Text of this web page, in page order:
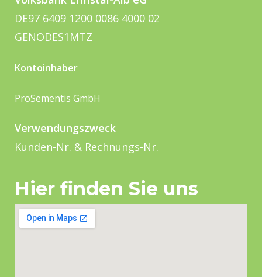
DE97 6409 1200 0086 4000 02
GENODES1MTZ
Kontoinhaber
ProSementis GmbH
Verwendungszweck
Kunden-Nr. & Rechnungs-Nr.
Hier finden Sie uns